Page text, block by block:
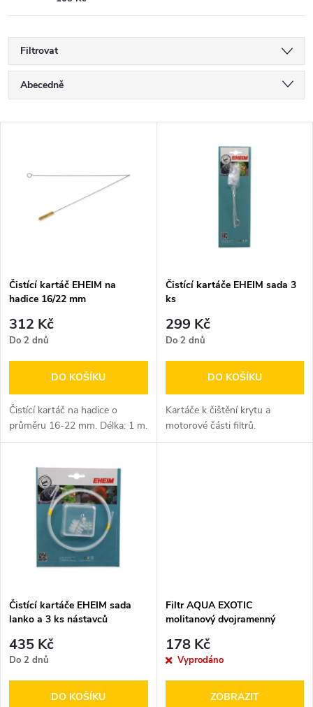
Filtrovat
Ř
a
p
r
o
d
u
Abecedně
s
p
r
d
u
Čistící kartáč EHEIM na
hadice 16/22 mm
312 Kč
Do 2 dnů
DO KOŠÍKU
Čistící kartáč na hadice o
průměru 16-22 mm. Délka: 1 m.
Čistící kartáče EHEIM sada 3
ks
299 Kč
Do 2 dnů
DO KOŠÍKU
Kartáče k čištění krytu a
motorové části filtrů.
Čistící kartáče EHEIM sada
lanko a 3 ks nástavců
435 Kč
Do 2 dnů
DO KOŠÍKU
Filtr AQUA EXOTIC
molitanový dvojramenný
178 Kč
Vyprodáno
ZOBRAZIT